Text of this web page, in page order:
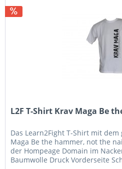
L2F T-Shirt Krav Maga Be
Das Learn2Fight T-Shirt mit
Maga Be the hammer, not the
der Hompeage Domain im
Baumwolle Druck Vorderseite